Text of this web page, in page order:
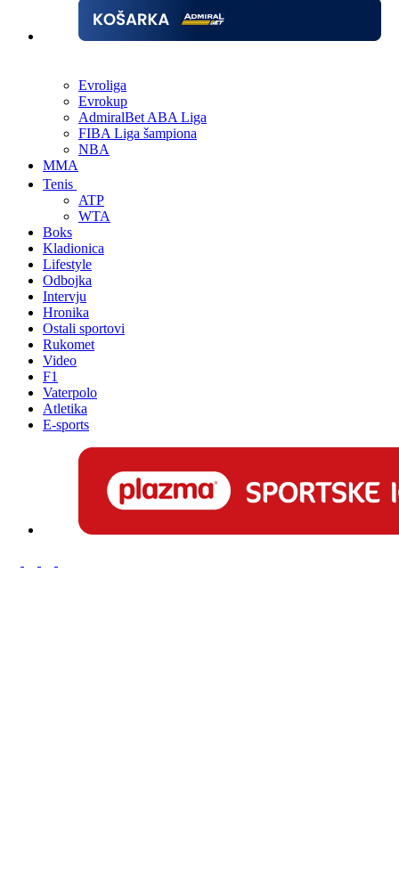
Evroliga
Evrokup
AdmiralBet ABA Liga
FIBA Liga šampiona
NBA
MMA
Tenis
ATP
WTA
Boks
Kladionica
Lifestyle
Odbojka
Intervju
Hronika
Ostali sportovi
Rukomet
Video
F1
Vaterpolo
Atletika
E-sports